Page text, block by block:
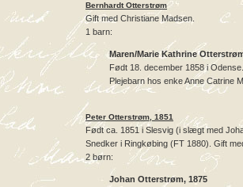
Bernhardt Otterstrøm
Gift med Christiane Madsen.
1 barn:
Maren/Marie Kathrine
Født 18. december 1858 i Odense.
Plejebarn hos enke Anne Catrine
Peter Otterstrøm, 1851
Født ca. 1851 i Slesvig (i slægt med
Snedker i Ringkøbing (FT 1880). Gift
2 børn:
Johan Otterstrøm, 1875